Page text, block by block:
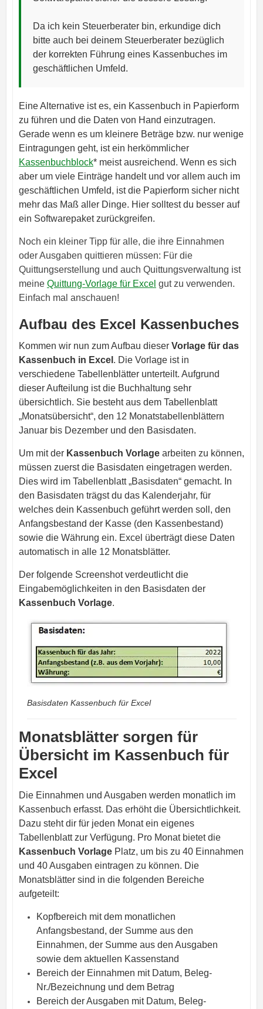
Da ich kein Steuerberater bin, erkundige dich
bitte auch bei deinem Steuerberater bezüglich
der korrekten Führung eines Kassenbuches im
geschäftlichen Umfeld.
Eine Alternative ist es, ein Kassenbuch in Papierform
zu führen und die Daten von Hand einzutragen.
Gerade wenn es um kleinere Beträge bzw. nur wenige
Eintragungen geht, ist ein herkömmlicher
Kassenbuchblock* meist ausreichend. Wenn es sich
aber um viele Einträge handelt und vor allem auch im
geschäftlichen Umfeld, ist die Papierform sicher nicht
mehr das Maß aller Dinge. Hier solltest du besser auf
ein Softwarepaket zurückgreifen.
Noch ein kleiner Tipp für alle, die ihre Einnahmen
oder Ausgaben quittieren müssen: Für die
Quittungserstellung und auch Quittungsverwaltung ist
meine Quittung-Vorlage für Excel gut zu verwenden.
Einfach mal anschauen!
Aufbau des Excel Kassenbuches
Kommen wir nun zum Aufbau dieser Vorlage für das
Kassenbuch in Excel . Die Vorlage ist in
verschiedene Tabellenblätter unterteilt. Aufgrund
dieser Aufteilung ist die Buchhaltung sehr
übersichtlich. Sie besteht aus dem Tabellenblatt
„Monatsübersicht“, den 12 Monatstabellenblättern
Januar bis Dezember und den Basisdaten.
Um mit der Kassenbuch Vorlagearbeiten zu können,
müssen zuerst die Basisdaten eingetragen werden.
Dies wird im Tabellenblatt „Basisdaten“ gemacht. In
den Basisdaten trägst du das Kalenderjahr, für
welches dein Kassenbuch geführt werden soll, den
Anfangsbestand der Kasse (den Kassenbestand)
sowie die Währung ein. Excel überträgt diese Daten
automatisch in alle 12 Monatsblätter.
Der folgende Screenshot verdeutlicht die
Eingabemöglichkeiten in den Basisdaten der
Kassenbuch Vorlage.
Basisdaten Kassenbuch für Excel
Monatsblätter sorgen für
Übersicht im Kassenbuch für
Excel
Die Einnahmen und Ausgaben werden monatlich im
Kassenbuch erfasst. Das erhöht die Übersichtlichkeit.
Dazu steht dir für jeden Monat ein eigenes
Tabellenblatt zur Verfügung. Pro Monat bietet die
Kassenbuch Vorlage Platz, um bis zu 40 Einnahmen
und 40 Ausgaben eintragen zu können. Die
Monatsblätter sind in die folgenden Bereiche
aufgeteilt:
Kopfbereich mit dem monatlichen
Anfangsbestand, der Summe aus den
Einnahmen, der Summe aus den Ausgaben
sowie dem aktuellen Kassenstand
Bereich der Einnahmen mit Datum, Beleg-
Nr./Bezeichnung und dem Betrag
Bereich der Ausgaben mit Datum, Beleg-